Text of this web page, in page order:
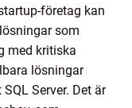
företag kan
som
med kritiska
lösningar
Server. Det är